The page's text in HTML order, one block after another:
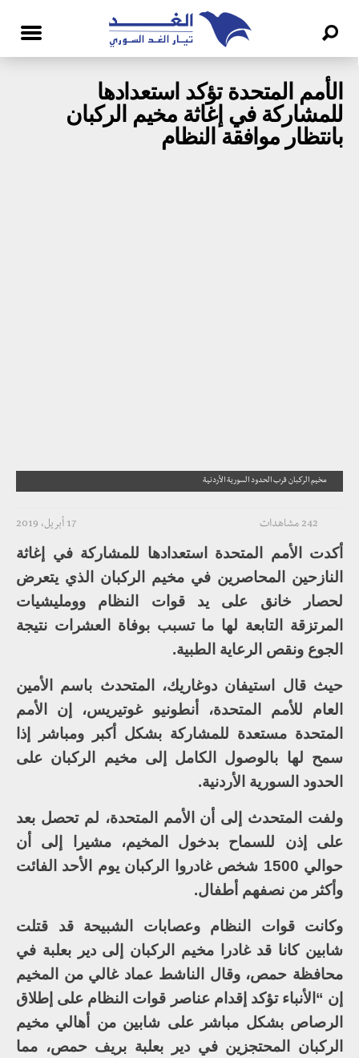
الأمم المتحدة تؤكد استعدادها
للمشاركة في إغاثة مخيم الركبان
بانتظار موافقة النظام
مخيم الركبان قرب الحدود السورية الأردنية
17 أبريل، 2019 242 مشاهدات
أكدت الأمم المتحدة استعدادها للمشاركة في إغاثة
النازحين المحاصرين في مخيم الركبان الذي يتعرض
لحصار خانق على يد قوات النظام وومليشيات
المرتزقة التابعة لها ما تسبب بوفاة العشرات نتيجة
الجوع ونقص الرعاية الطبية.
حيث قال استيفان دوغاريك، المتحدث باسم الأمين
العام للأمم المتحدة، أنطونيو غوتيريس، إن الأمم
المتحدة مستعدة للمشاركة بشكل أكبر ومباشر إذا
سمح لها بالوصول الكامل إلى مخيم الركبان على
الحدود السورية الأردنية.
ولفت المتحدث إلى أن الأمم المتحدة، لم تحصل بعد
على إذن للسماح بدخول المخيم، مشيرا إلى أن
حوالي 1500 شخص غادروا الركبان يوم الأحد الفائت
وأكثر من نصفهم أطفال.
وكانت قوات النظام وعصابات الشبيحة قد قتلت
شابين كانا قد غادرا مخيم الركبان إلى دير بعلبة في
محافظة حمص، وقال الناشط عماد غالي من المخيم
إن “الأنباء تؤكد إقدام عناصر قوات النظام على إطلاق
الرصاص بشكل مباشر على شابين من أهالي مخيم
الركبان المحتجزين في دير بعلبة بريف حمص، مما